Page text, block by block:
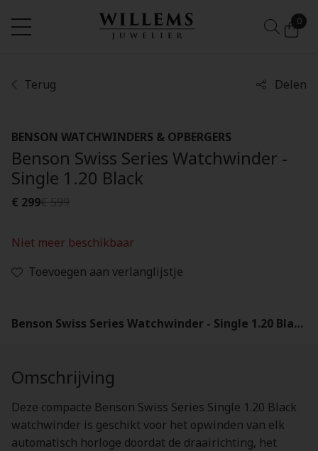
0
Terug Delen
BENSON WATCHWINDERS & OPBERGERS
Benson Swiss Series Watchwinder -
Single 1.20 Black
€ 299€ 599
Niet meer beschikbaar
Toevoegen aan verlanglijstje
Benson Swiss Series Watchwinder - Single 1.20 Black
Omschrijving
Deze compacte Benson Swiss Series Single 1.20 Black
watchwinder is geschikt voor het opwinden van elk
automatisch horloge doordat de draairichting, het